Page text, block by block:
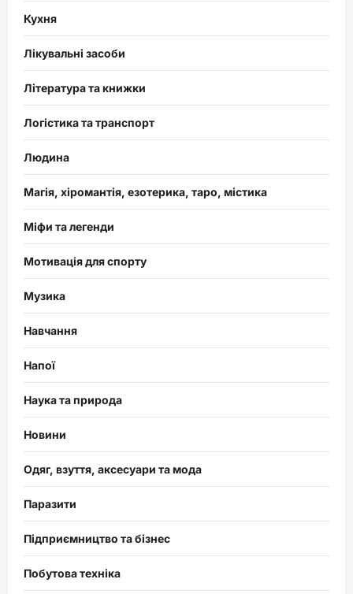
Кухня
Лікувальні засоби
Література та книжки
Логістика та транспорт
Людина
Магія, хіромантія, езотерика, таро, містика
Міфи та легенди
Мотивація для спорту
Музика
Навчання
Напої
Наука та природа
Новини
Одяг, взуття, аксесуари та мода
Паразити
Підприємництво та бізнес
Побутова техніка